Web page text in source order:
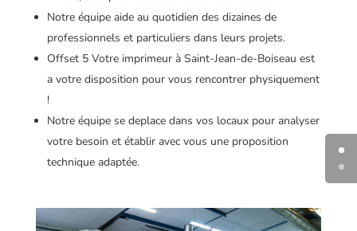
Notre équipe aide au quotidien des dizaines de
professionnels et particuliers dans leurs projets.
Offset 5 Votre imprimeur à Saint-Jean-de-Boiseau est
a votre disposition pour vous rencontrer physiquement
!
Notre équipe se deplace dans vos locaux pour analyser
votre besoin et établir avec vous une proposition
technique adaptée.